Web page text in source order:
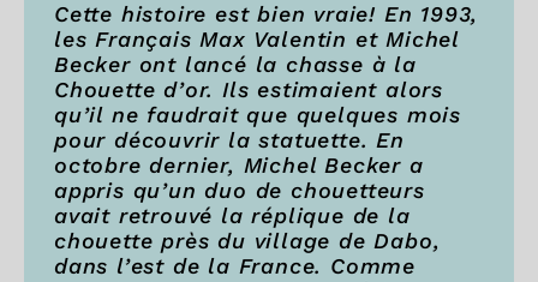
Cette histoire est bien vraie! En 1993,
les Français Max Valentin et Michel
Becker ont lancé la chasse à la
Chouette d’or. Ils estimaient alors
qu’il ne faudrait que quelques mois
pour découvrir la statuette. En
octobre dernier, Michel Becker a
appris qu’un duo de chouetteurs
avait retrouvé la réplique de la
chouette près du village de Dabo,
dans l’est de la France. Comme